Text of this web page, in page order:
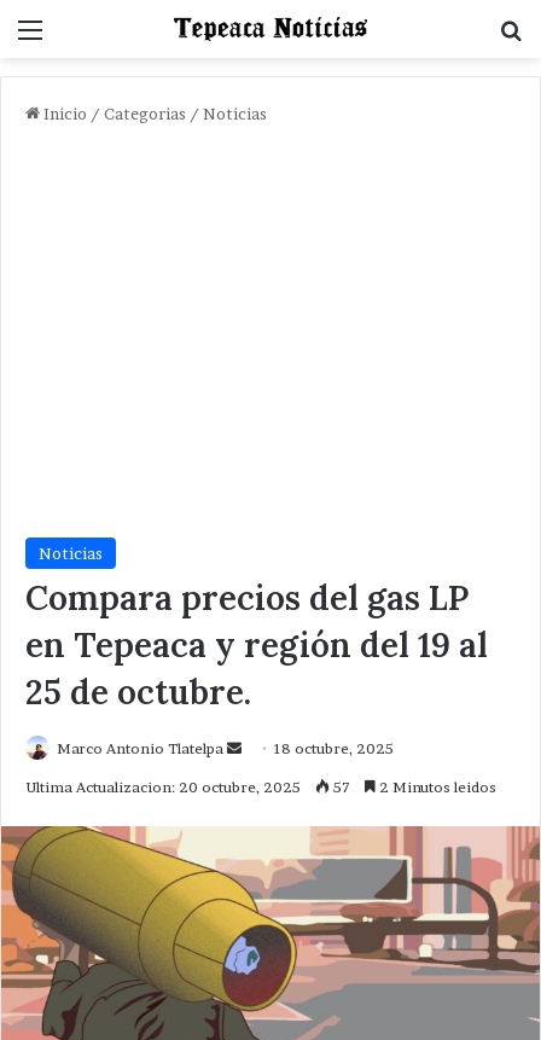
Menu
Inicio / Categorias / Noticias
Noticias
Compara precios del gas LP
en Tepeaca y región del 19 al
25 de octubre.
Marco Antonio Tlatelpa
Send18 octubre, 2025
Ultima Actualizacion: 20 octubre, 2025 57 2 Minutos leidos